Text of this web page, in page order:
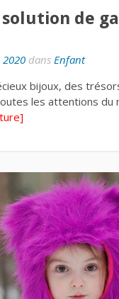
solution de
dans Enfant
bijoux, des
les attentions du